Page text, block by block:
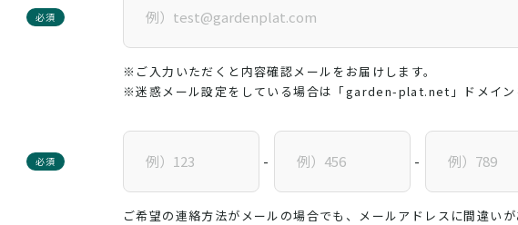
必須
※ご入力いただくと内容確認メールをお届けします。
※迷惑メール設定をしている場合は「garden-plat.net」ドメイン
必須 - -
ご希望の連絡方法がメールの場合でも、メールアドレスに間違い